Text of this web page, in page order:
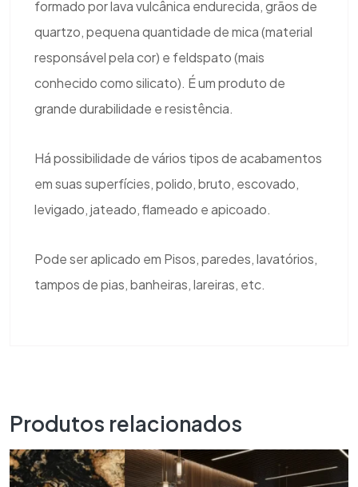
formado por lava vulcânica endurecida, grãos de
quartzo, pequena quantidade de mica (material
responsável pela cor) e feldspato (mais
conhecido como silicato). É um produto de
grande durabilidade e resistência.
Há possibilidade de vários tipos de acabamentos
em suas superfícies, polido, bruto, escovado,
levigado, jateado, flameado e apicoado.
Pode ser aplicado em Pisos, paredes, lavatórios,
tampos de pias, banheiras, lareiras, etc.
Produtos relacionados